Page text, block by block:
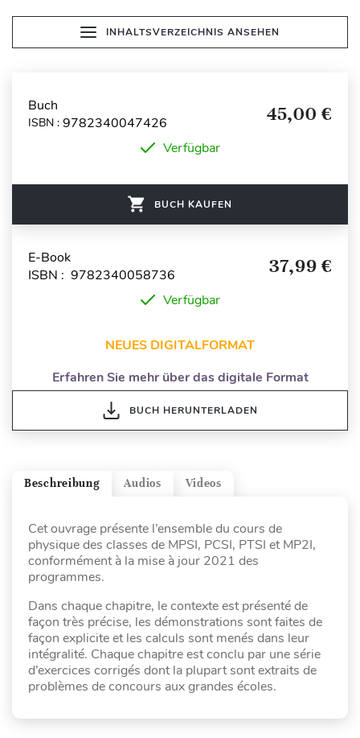
INHALTSVERZEICHNIS ANSEHEN
Buch
ISBN : 9782340047426 45,00 €
Verfügbar
BUCH KAUFEN
E-Book
ISBN : 9782340058736
37,99 €
Verfügbar
NEUES DIGITALFORMAT
Erfahren Sie mehr über das digitale Format
BUCH HERUNTERLADEN
Videos
Audios
Beschreibung
Cet ouvrage présente l’ensemble du cours de
physique des classes de MPSI, PCSI, PTSI et MP2I,
conformément à la mise à jour 2021 des
programmes.
Dans chaque chapitre, le contexte est présenté de
façon très précise, les démonstrations sont faites de
façon explicite et les calculs sont menés dans leur
intégralité. Chaque chapitre est conclu par une série
d’exercices corrigés dont la plupart sont extraits de
problèmes de concours aux grandes écoles.